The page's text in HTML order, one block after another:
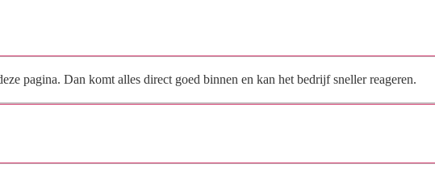
pagina. Dan komt alles direct goed binnen en kan het bedrijf sneller reageren.